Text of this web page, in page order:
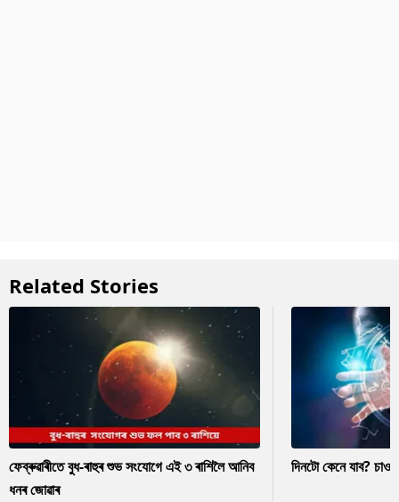
Related Stories
ফেব্ৰুৱাৰীতে বুধ-ৰাহুৰ শুভ সংযোগে এই ৩ ৰাশিলৈ আনিব
ধনৰ জোৱাৰ
দিনটো কেনে যাব?